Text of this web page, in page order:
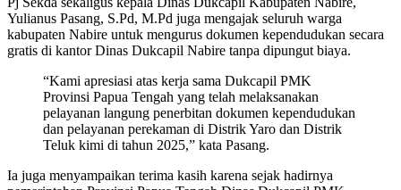
Yulianus Pasang, S.Pd, M.Pd juga mengajak seluruh warga
kabupaten Nabire untuk mengurus dokumen kependudukan secara
gratis di kantor Dinas Dukcapil Nabire tanpa dipungut biaya.
“Kami apresiasi atas kerja sama Dukcapil PMK
Provinsi Papua Tengah yang telah melaksanakan
pelayanan langung penerbitan dokumen kependudukan
dan pelayanan perekaman di Distrik Yaro dan Distrik
Teluk kimi di tahun 2025,” kata Pasang.
Ia juga menyampaikan terima kasih karena sejak hadirnya